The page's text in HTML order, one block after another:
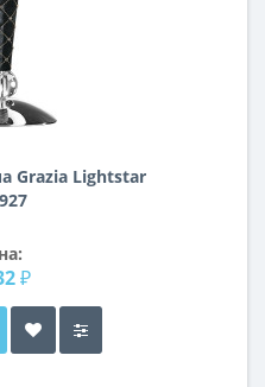
Grazia Lightstar
₽